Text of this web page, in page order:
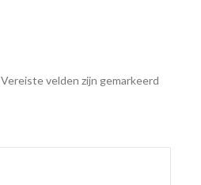
Vereiste velden zijn gemarkeerd